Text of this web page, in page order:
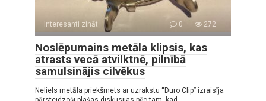
Interesanti zināt 0 272
Noslēpumains metāla klipsis, kas
atrasts vecā atvilktnē, pilnībā
samulsinājis cilvēkus
Neliels metāla priekšmets ar uzrakstu “Duro Clip” izraisīja